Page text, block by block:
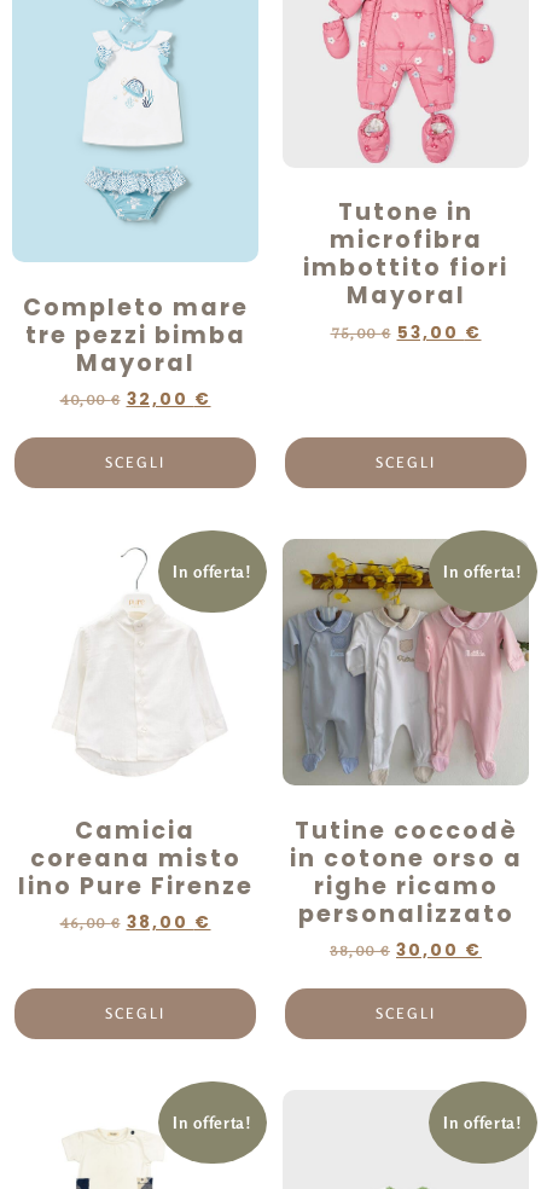
Completo mare
tre pezzi bimba
Mayoral
40,00€ 32,00 €
SCEGLI
Tutone in
microfibra
imbottito fiori
Mayoral
75,00€ 53,00 €
SCEGLI
In offerta!
Camicia
coreana misto
lino Pure Firenze
46,00€ 38,00 €
SCEGLI
In offerta!
Tutine coccodè
in cotone orso a
righe ricamo
personalizzato
38,00€ 30,00 €
SCEGLI
In offerta! In offerta!